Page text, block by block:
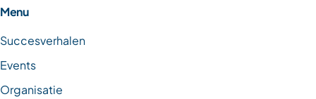
Menu
Succesverhalen
Events
Organisatie